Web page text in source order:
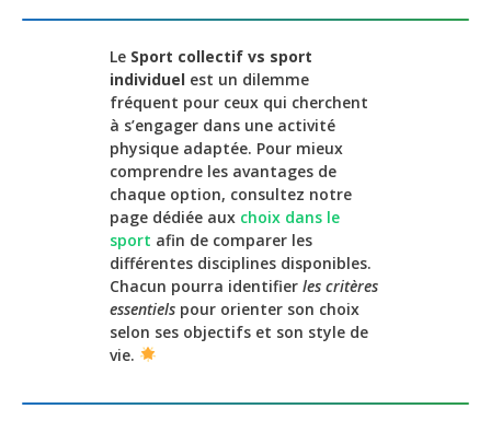
Le Sport collectif vs sport
individuel est un dilemme
fréquent pour ceux qui cherchent
à s’engager dans une activité
physique adaptée. Pour mieux
comprendre les avantages de
chaque option, consultez notre
page dédiée aux choix dans le
sport afin de comparer les
différentes disciplines disponibles.
Chacun pourra identifier les critères
essentiels pour orienter son choix
selon ses objectifs et son style de
vie.